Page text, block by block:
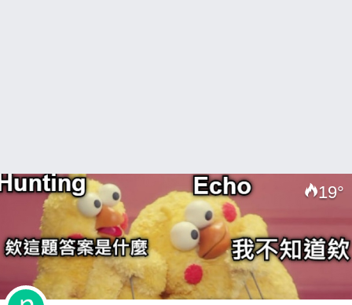
19°
扫描二维码继续阅读